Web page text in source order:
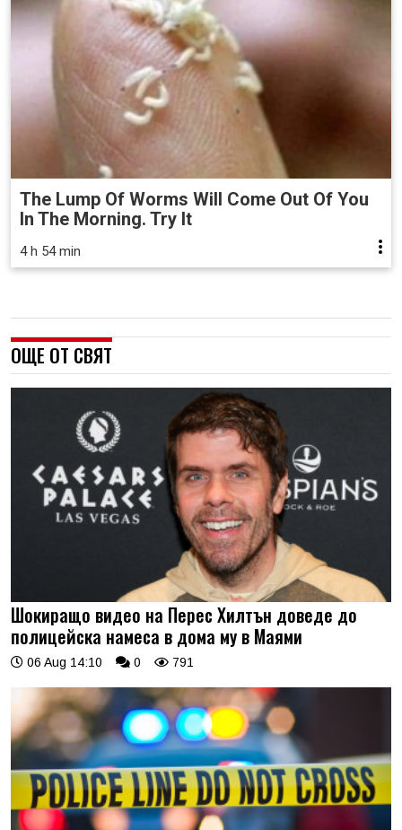
The Lump Of Worms Will Come Out Of You
In The Morning. Try It
4 h 54 min
ОЩЕ ОТ СВЯТ
Шокиращо видео на Перес Хилтън доведе до
полицейска намеса в дома му в Маями
06 Aug 14:10 0 791